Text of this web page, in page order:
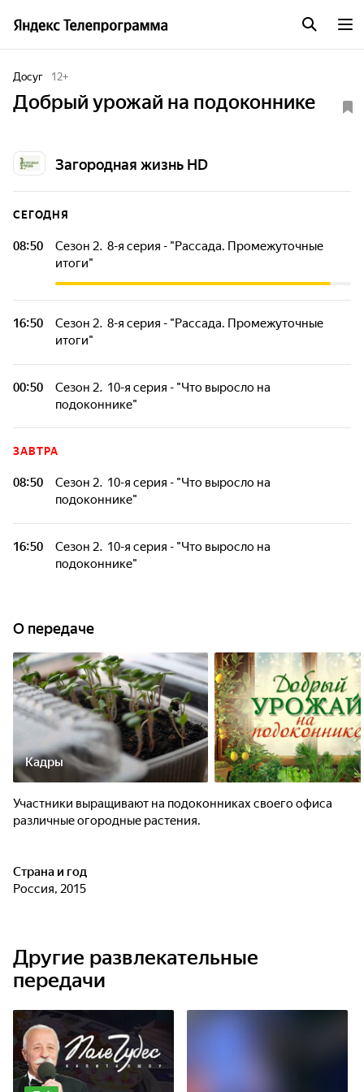
Досуг 12+
Добрый урожай на подоконнике
Загородная жизнь HD
СЕГОДНЯ
08:50
Сезон 2. 8-я серия - "Рассада. Промежуточные
итоги"
Участники выращивают на подоконниках своего офиса
различные огородные растения.
16:50
Сезон 2. 8-я серия - "Рассада. Промежуточные
итоги"
Участники выращивают на подоконниках своего офиса
00:50
Сезон 2. 10-я серия - "Что выросло на
подоконнике"
Участники выращивают на подоконниках своего офиса
ЗАВТРА
08:50
Сезон 2. 10-я серия - "Что выросло на
подоконнике"
Участники выращивают на подоконниках своего офиса
16:50
Сезон 2. 10-я серия - "Что выросло на
подоконнике"
О передаче
Кадры
Участники выращивают на подоконниках своего офиса
различные огородные растения.
Страна и год
Россия, 2015
Другие развлекательные
передачи